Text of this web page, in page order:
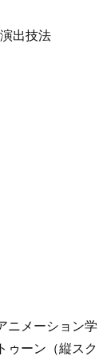
出技法
ニメーション学
ゥーン（縦スク